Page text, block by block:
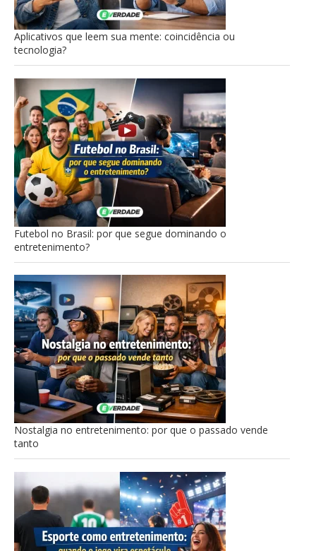
Aplicativos que leem sua mente: coincidência ou
tecnologia?
Futebol no Brasil: por que segue dominando o
entretenimento?
Nostalgia no entretenimento: por que o passado vende
tanto